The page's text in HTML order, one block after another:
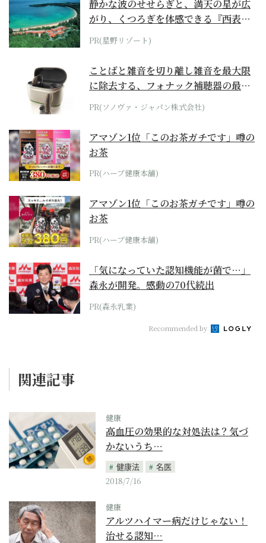
静かな波のせせらぎと、満天の星が広
がり、くつろぎを体感できる『西表島
ホテル by...
PR(星野リゾート)
ことばと雑音を切り離し雑音を最大限
に除去する、フォナック補聴器の最上
位モデル
PR(ソノヴァ・ジャパン株式会社)
アマゾン1位「このお茶ガチです」噂の
お茶
PR(ハーブ健康本舗)
アマゾン1位「このお茶ガチです」噂の
お茶
PR(ハーブ健康本舗)
「気になっていた認知機能が菌で…」
森永が開発。感動の70代続出
PR(森永乳業)
Recommended by
関連記事
健康
高血圧の効果的な対処法は？気づ
かないうち…
健康法
名医
2018/7/16
健康
アルツハイマー病だけじゃない！
治せる認知…